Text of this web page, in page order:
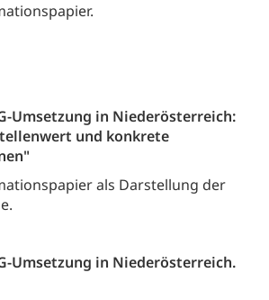
Umsetzung in Niederösterreich:
und konkrete
als Darstellung der
Umsetzung in Niederösterreich.